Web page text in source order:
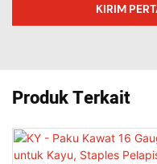
KIRIM
Produk Terkait